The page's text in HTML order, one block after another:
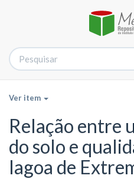
Ver item
Relação entre
do solo e
lagoa de